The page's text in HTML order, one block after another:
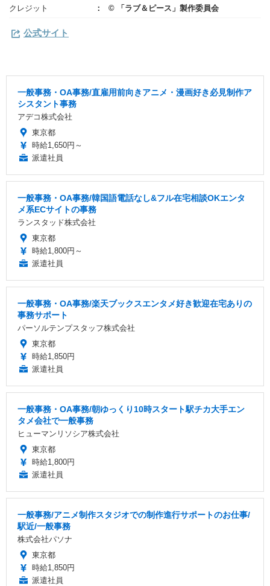
クレジット © 「ラブ＆ピース」製作委員会
公式サイト
一般事務・OA事務/直雇用前向きアニメ・漫画好き必見制作ア
シスタント事務
アデコ株式会社
東京都
時給1,650円～
派遣社員
一般事務・OA事務/韓国語電話なし&フル在宅相談OKエンタ
メ系ECサイトの事務
ランスタッド株式会社
東京都
時給1,800円～
派遣社員
一般事務・OA事務/楽天ブックスエンタメ好き歓迎在宅ありの
事務サポート
パーソルテンプスタッフ株式会社
東京都
時給1,850円
派遣社員
一般事務・OA事務/朝ゆっくり10時スタート駅チカ大手エン
タメ会社で一般事務
ヒューマンリソシア株式会社
東京都
時給1,800円
派遣社員
一般事務/アニメ制作スタジオでの制作進行サポートのお仕事/
駅近/一般事務
株式会社パソナ
東京都
時給1,850円
派遣社員